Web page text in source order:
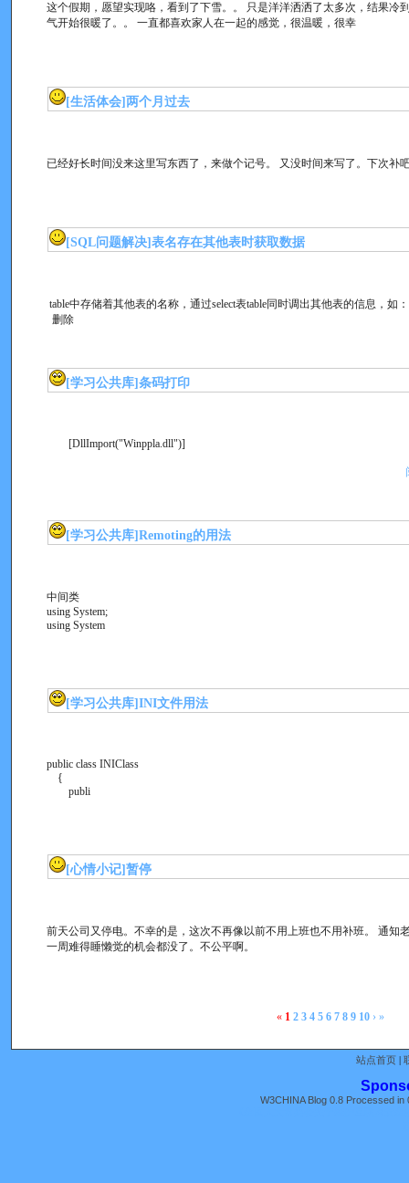
这个假期，愿望实现咯，看到了下雪。。 只是洋洋洒洒了太多次，结果冷
气开始很暖了。。 一直都喜欢家人在一起的感觉，很温暖，很幸
[生活体会] 两个月过去
已经好长时间没来这里写东西了，来做个记号。 又没时间来写了。下次补
[SQL问题解决]表名存在其他表时获取数据
table中存储着其他表的名称，通过select表table同时调出其他表的信息，如
删除
[学习公共库]条码打印
[DllImport("Winppla.dll")]
[学习公共库]Remoting的用法
中间类
using System;
using System
[学习公共库]INI文件用法
public class INIClass
{
publi
[心情小记]暂停
前天公司又停电。不幸的是，这次不再像以前不用上班也不用补班。 通知
一周难得睡懒觉的机会都没了。不公平啊。
« 1 2 3 4 5 6 7 8 9 10 › »
站点首页 |
W3CHINA Blog 0.8 Processed